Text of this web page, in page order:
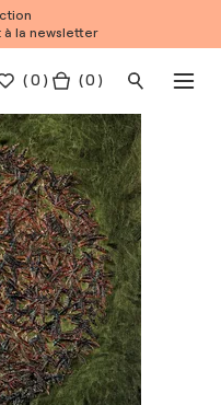
la newsletter
(0 ) ( 0 )